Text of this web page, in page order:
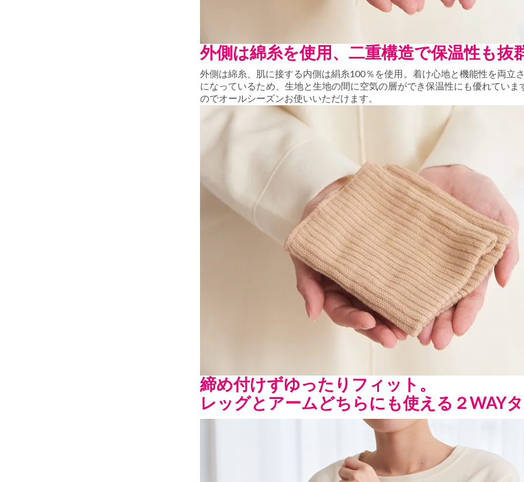
外側は綿糸を使用、二重構造で保温性も抜
外側は綿糸、肌に接する内側は絹糸100％を使用。着け心地と機能性を両立
になっているため、生地と生地の間に空気の層ができ保温性にも優れていま
のでオールシーズンお使いいただけます。
締め付けずゆったりフィット。
レッグとアームどちらにも使える２WAY